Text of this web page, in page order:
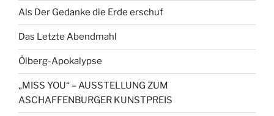
Als Der Gedanke die Erde erschuf
Das Letzte Abendmahl
Ölberg-Apokalypse
„MISS YOU“ – AUSSTELLUNG ZUM
ASCHAFFENBURGER KUNSTPREIS